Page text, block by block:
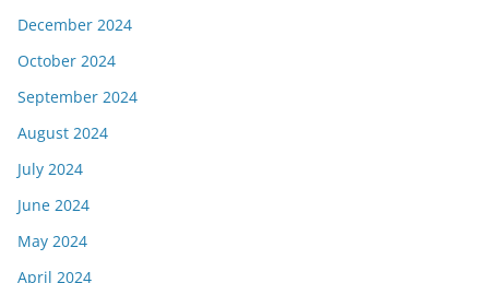
December 2024
October 2024
September 2024
August 2024
July 2024
June 2024
May 2024
April 2024